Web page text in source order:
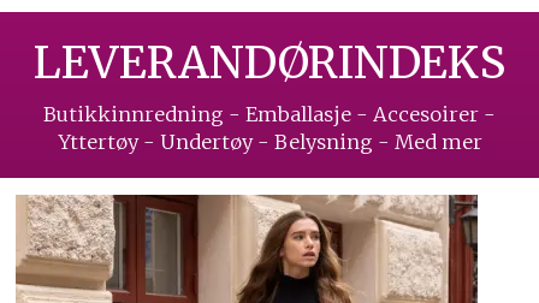
LEVERANDØRINDEKS
Butikkinnredning - Emballasje - Accesoirer -
Yttertøy - Undertøy - Belysning - Med mer